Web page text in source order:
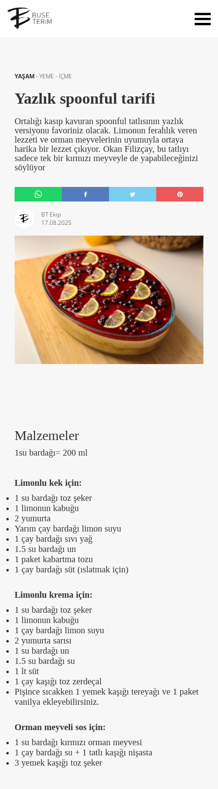
YAŞAM-YEME - İÇME
Yazlık spoonful tarifi
Ortalığı kasıp kavuran spoonful tatlısının yazlık
versiyonu favoriniz olacak. Limonun ferahlık veren
lezzeti ve orman meyvelerinin uyumuyla ortaya
harika bir lezzet çıkıyor. Okan Filizçay, bu tatlıyı
sadece tek bir kırmızı meyveyle de yapabileceğinizi
söylüyor
BT Ekip
17.08.2025
Malzemeler
1su bardağı= 200 ml
Limonlu kek için:
1 su bardağı toz şeker
1 limonun kabuğu
2 yumurta
Yarım çay bardağı limon suyu
1 çay bardağı sıvı yağ
1.5 su bardağı un
1 paket kabartma tozu
1 çay bardağı süt (ıslatmak için)
Limonlu krema için:
1 su bardağı toz şeker
1 limonun kabuğu
1 çay bardağı limon suyu
2 yumurta sarısı
1 su bardağı un
1.5 su bardağı su
1 lt süt
1 çay kaşığı toz zerdeçal
Pişince sıcakken 1 yemek kaşığı tereyağı ve 1 paket
vanilya ekleyebilirsiniz.
Orman meyveli sos için:
1 su bardağı kırmızı orman meyvesi
1 çay bardağı su + 1 tatlı kaşığı nişasta
3 yemek kaşığı toz şeker